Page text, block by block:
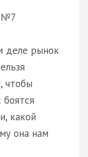
№7
деле рынок
чтобы
какой
она нам